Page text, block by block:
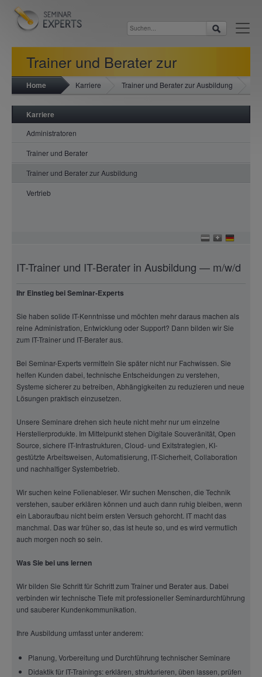
Trainer und Berater zur
Ausbildung
Home Karriere Trainer und Berater zur Ausbildung
IT-Trainer und IT-Berater in Ausbildung — m/w/d
Ihr Einstieg bei Seminar-Experts
Sie haben solide IT-Kenntnisse und möchten mehr daraus machen als
reine Administration, Entwicklung oder Support? Dann bilden wir Sie
zum IT-Trainer und IT-Berater aus.
Bei Seminar-Experts vermitteln Sie später nicht nur Fachwissen. Sie
helfen Kunden dabei, technische Entscheidungen zu verstehen,
Systeme sicherer zu betreiben, Abhängigkeiten zu reduzieren und neue
Lösungen praktisch einzusetzen.
Unsere Seminare drehen sich heute nicht mehr nur um einzelne
Herstellerprodukte. Im Mittelpunkt stehen Digitale Souveränität, Open
Source, sichere IT-Infrastrukturen, Cloud- und Exitstrategien, KI-
gestützte Arbeitsweisen, Automatisierung, IT-Sicherheit, Collaboration
und nachhaltiger Systembetrieb.
Wir suchen keine Folienableser. Wir suchen Menschen, die Technik
verstehen, sauber erklären können und auch dann ruhig bleiben, wenn
ein Laboraufbau nicht beim ersten Versuch gehorcht. IT macht das
manchmal. Das war früher so, das ist heute so, und es wird vermutlich
auch morgen noch so sein.
Was Sie bei uns lernen
Wir bilden Sie Schritt für Schritt zum Trainer und Berater aus. Dabei
verbinden wir technische Tiefe mit professioneller Seminardurchführung
und sauberer Kundenkommunikation.
Ihre Ausbildung umfasst unter anderem:
Planung, Vorbereitung und Durchführung technischer Seminare
Didaktik für IT-Trainings: erklären, strukturieren, üben lassen, prüfen
Karriere
Administratoren
Trainer und Berater
Trainer und Berater zur Ausbildung
Vertrieb